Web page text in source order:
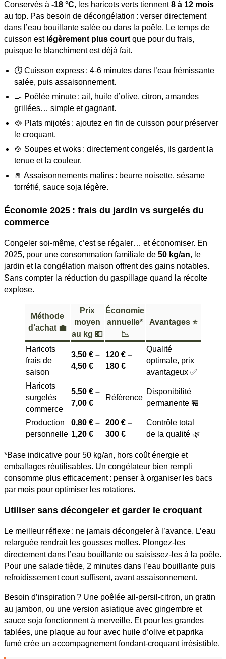
Conservés à -18 °C, les haricots verts tiennent8 à 12 mois
au top. Pas besoin de décongélation : verser directement
dans l’eau bouillante salée ou dans la poêle. Le temps de
cuisson est légèrement plus courtque pour du frais,
puisque le blanchiment est déjà fait.
⏱️ Cuisson express : 4-6 minutes dans l’eau frémissante
salée, puis assaisonnement.
🍳 Poêlée minute : ail, huile d’olive, citron, amandes
grillées… simple et gagnant.
🥘 Plats mijotés : ajoutez en fin de cuisson pour préserver
le croquant.
🍲 Soupes et woks : directement congelés, ils gardent la
tenue et la couleur.
🧂 Assaisonnements malins : beurre noisette, sésame
torréfié, sauce soja légère.
Économie 2025 : frais du jardin vs surgelés du
commerce
Congeler soi-même, c’est se régaler… et économiser. En
2025, pour une consommation familiale de 50 kg/an, le
jardin et la congélation maison offrent des gains notables.
Sans compter la réduction du gaspillage quand la récolte
explose.
Méthode
d’achat 💼
Prix
moyen
au kg 💶
Économie
annuelle*
📉
Avantages ⭐
Haricots
frais de
saison
3,50 € –
4,50 €
120 € –
180 €
Qualité
optimale, prix
avantageux ✅
Haricots
surgelés
commerce
5,50 € –
7,00 €
Référence
Disponibilité
permanente 🏪
Production
personnelle
0,80 € –
1,20 €
200 € –
300 €
Contrôle total
de la qualité 🌿
*Base indicative pour 50 kg/an, hors coût énergie et
emballages réutilisables. Un congélateur bien rempli
consomme plus efficacement : penser à organiser les bacs
par mois pour optimiser les rotations.
Utiliser sans décongeler et garder le croquant
Le meilleur réflexe : ne jamais décongeler à l’avance. L’eau
relarguée rendrait les gousses molles. Plongez-les
directement dans l’eau bouillante ou saisissez-les à la poêle.
Pour une salade tiède, 2 minutes dans l’eau bouillante puis
refroidissement court suffisent, avant assaisonnement.
Besoin d’inspiration ? Une poêlée ail-persil-citron, un gratin
au jambon, ou une version asiatique avec gingembre et
sauce soja fonctionnent à merveille. Et pour les grandes
tablées, une plaque au four avec huile d’olive et paprika
fumé crée un accompagnement fondant-croquant irrésistible.